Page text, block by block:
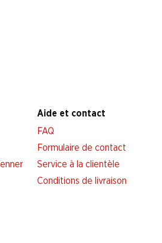
Aide et contact
FAQ
Formulaire de contact
Service à la clientèle
Conditions de livraison